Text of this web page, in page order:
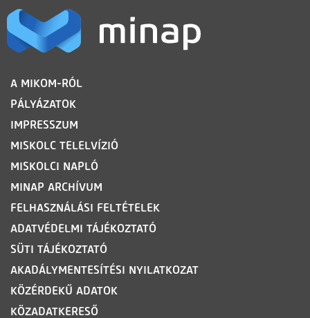
LÁBLÉC
A MIKOM-RÓL
PÁLYÁZATOK
IMPRESSZUM
MISKOLC TELELVÍZIÓ
MISKOLCI NAPLÓ
MINAP ARCHÍVUM
FELHASZNÁLÁSI FELTÉTELEK
ADATVÉDELMI TÁJÉKOZTATÓ
SÜTI TÁJÉKOZTATÓ
AKADÁLYMENTESÍTÉSI NYILATKOZAT
KÖZÉRDEKŰ ADATOK
KÖZADATKERESŐ